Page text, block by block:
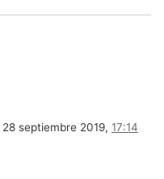
28 septiembre 2019, 17:14